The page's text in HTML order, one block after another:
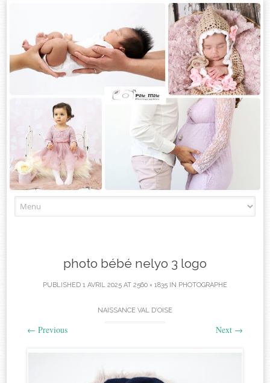
to
photo bébé nelyo 3 logo
PUBLISHED 1 AVRIL 2025 AT 2560 × 1835 IN PHOTOGRAPHE
NAISSANCE VAL D’OISE
← Previous Next →